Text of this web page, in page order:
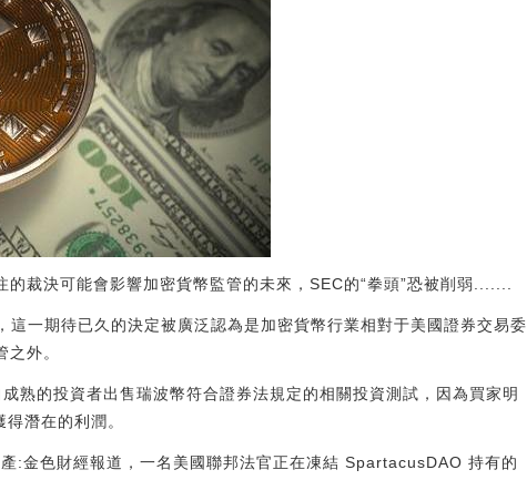
裁決可能會影響加密貨幣監管的未來，SEC的“拳頭”恐被削弱.......
一期待已久的決定被廣泛認為是加密貨幣行業相對于美國證券交易委
外。
熟的投資者出售瑞波幣符合證券法規定的相關投資測試，因為買家明
潛在的利潤。
:金色財經報道，一名美國聯邦法官正在凍結 SpartacusDAO 持有的